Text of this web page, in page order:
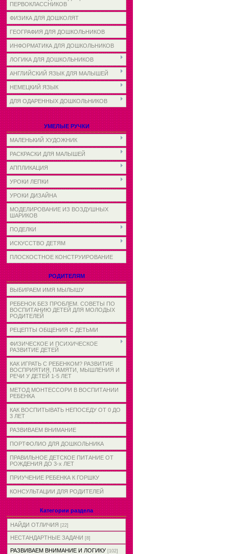
ПЕРВОКЛАССНИКОВ
ФИЗИКА ДЛЯ ДОШКОЛЯТ
ГЕОГРАФИЯ ДЛЯ ДОШКОЛЬНИКОВ
ИНФОРМАТИКА ДЛЯ ДОШКОЛЬНИКОВ
ЛОГИКА ДЛЯ ДОШКОЛЬНИКОВ
АНГЛИЙСКИЙ ЯЗЫК ДЛЯ МАЛЫШЕЙ
НЕМЕЦКИЙ ЯЗЫК
ДЛЯ ОДАРЕННЫХ ДОШКОЛЬНИКОВ
УМЕЛЫЕ РУЧКИ
МАЛЕНЬКИЙ ХУДОЖНИК
РАСКРАСКИ ДЛЯ МАЛЫШЕЙ
АППЛИКАЦИЯ
УРОКИ ЛЕПКИ
УРОКИ ДИЗАЙНА
МОДЕЛИРОВАНИЕ ИЗ ВОЗДУШНЫХ
ШАРИКОВ
ПОДЕЛКИ
ИСКУССТВО ДЕТЯМ
ПЛОСКОСТНОЕ КОНСТРУИРОВАНИЕ
РОДИТЕЛЯМ
ВЫБИРАЕМ ИМЯ МЫЛЫШУ
РЕБЕНОК БЕЗ ПРОБЛЕМ. СОВЕТЫ ПО
ВОСПИТАНИЮ ДЕТЕЙ ДЛЯ МОЛОДЫХ
РОДИТЕЛЕЙ
РЕЦЕПТЫ ОБЩЕНИЯ С ДЕТЬМИ
ФИЗИЧЕСКОЕ И ПСИХИЧЕСКОЕ
РАЗВИТИЕ ДЕТЕЙ
КАК ИГРАТЬ С РЕБЕНКОМ? РАЗВИТИЕ
ВОСПРИЯТИЯ, ПАМЯТИ, МЫШЛЕНИЯ И
РЕЧИ У ДЕТЕЙ 1-5 ЛЕТ
МЕТОД МОНТЕССОРИ В ВОСПИТАНИИ
РЕБЕНКА
КАК ВОСПИТЫВАТЬ НЕПОСЕДУ ОТ 0 ДО
3 ЛЕТ
РАЗВИВАЕМ ВНИМАНИЕ
ПОРТФОЛИО ДЛЯ ДОШКОЛЬНИКА
ПРАВИЛЬНОЕ ДЕТСКОЕ ПИТАНИЕ ОТ
РОЖДЕНИЯ ДО 3-х ЛЕТ
ПРИУЧЕНИЕ РЕБЕНКА К ГОРШКУ
КОНСУЛЬТАЦИИ ДЛЯ РОДИТЕЛЕЙ
Категории раздела
НАЙДИ ОТЛИЧИЯ [22]
НЕСТАНДАРТНЫЕ ЗАДАЧИ [8]
РАЗВИВАЕМ ВНИМАНИЕ И ЛОГИКУ [102]